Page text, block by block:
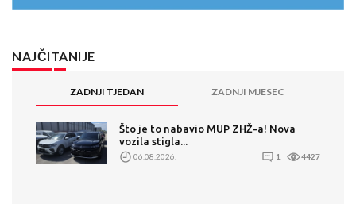
NAJČITANIJE
ZADNJI TJEDAN ZADNJI MJESEC
Što je to nabavio MUP ZHŽ-a! Nova
vozila stigla...
06.08.2026. 1 4427